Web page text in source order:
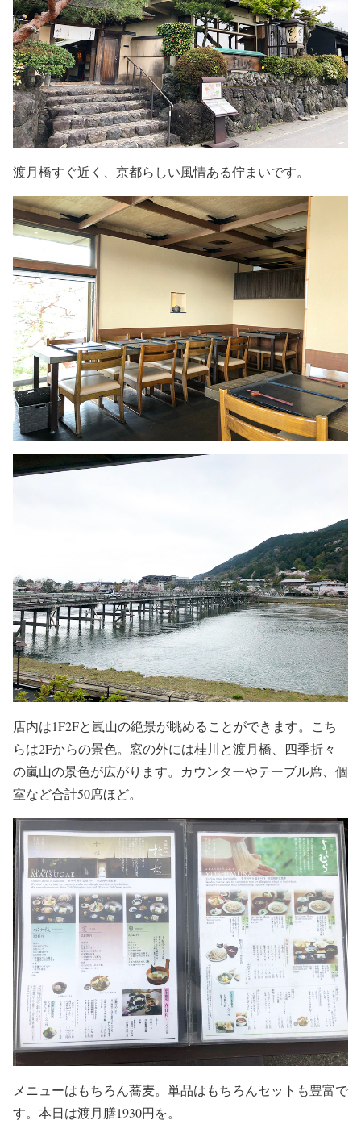
渡月橋すぐ近く、京都らしい風情ある佇まいです。
店内は1F2Fと嵐山の絶景が眺めることができます。こち
らは2Fからの景色。窓の外には桂川と渡月橋、四季折々
の嵐山の景色が広がります。カウンターやテーブル席、個
室など合計50席ほど。
メニューはもちろん蕎麦。単品はもちろんセットも豊富で
す。本日は渡月膳1930円を。